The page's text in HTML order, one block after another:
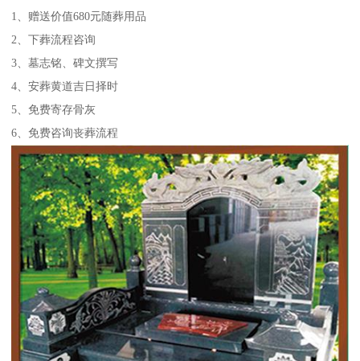
1、赠送价值680元随葬用品
2、下葬流程咨询
3、墓志铭、碑文撰写
4、安葬黄道吉日择时
5、免费寄存骨灰
6、免费咨询丧葬流程